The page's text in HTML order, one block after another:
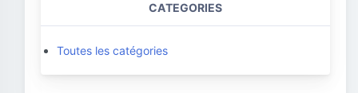
CATEGORIES
Toutes les catégories